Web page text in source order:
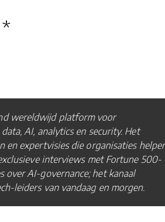
wereldwijd platform voor
AI, analytics en security. Het
expertvisies die organisaties
interviews met Fortune 500-
over AI-governance; het kanaal
leiders van vandaag en morgen.